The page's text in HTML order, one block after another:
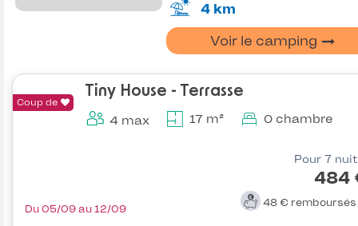
4 km
Voir le camping
Coup de
Tiny House - Terrasse
4 max 17 m² 0 chambre
Pour 7
484
48 € remboursés
Du 05/09 au 12/09